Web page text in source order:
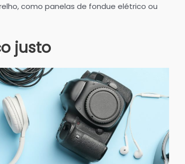
como panelas de fondue elétrico ou
justo